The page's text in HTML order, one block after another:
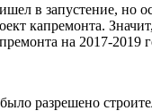
в запустение, но
капремонта.
на 2017-2019
разрешено